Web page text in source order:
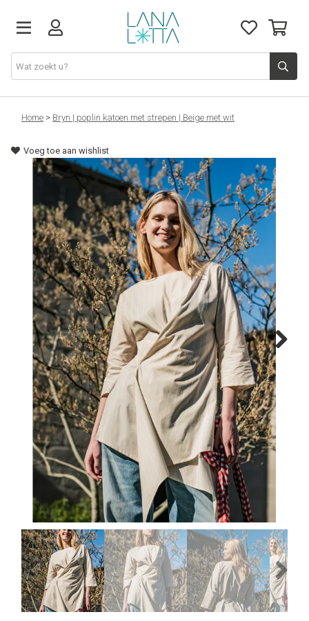
Stoffen
Fournituren
Patronen
Naaimachines
Workshops
Tips & tricks
Cadeaubon
Solden
Contact
Home > Bryn | poplin katoen met strepen | Beige met wit
Voeg toe aan wishlist
Next
Previous Next